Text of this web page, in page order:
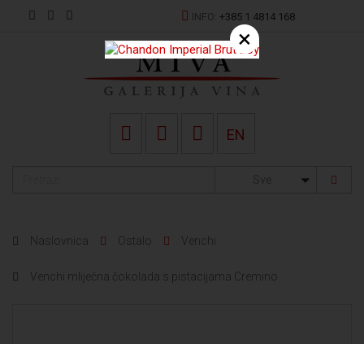
INFO:+385 1 4814 168
EN
Naslovnica Ostalo Venchi
Venchi mliječna čokolada s pistacijama Cremino
×